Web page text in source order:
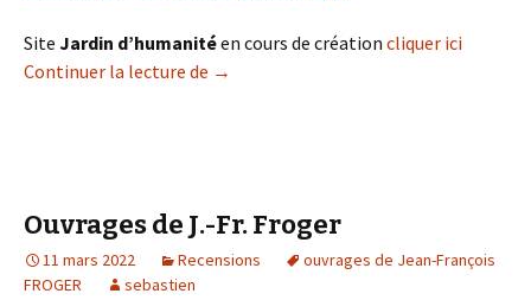
Site Jardin d’humanitéen cours de création cliquer ici
Continuer la lecture de J.-Fr. Froger, enseignements
→
Ouvrages de J.-Fr. Froger
11 mars 2022 Recensions
ouvrages de Jean-François
FROGER
sebastien